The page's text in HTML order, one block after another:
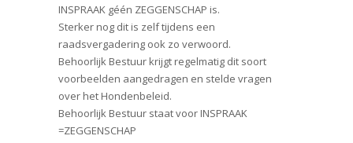
INSPRAAK géén ZEGGENSCHAP is.
Sterker nog dit is zelf tijdens een
raadsvergadering ook zo verwoord.
Behoorlijk Bestuur krijgt regelmatig dit soort
voorbeelden aangedragen en stelde vragen
over het Hondenbeleid.
Behoorlijk Bestuur staat voor INSPRAAK
=ZEGGENSCHAP